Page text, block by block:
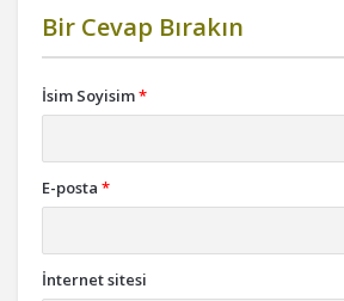
Bir Cevap Bırakın
İsim Soyisim*
E-posta *
İnternet sitesi